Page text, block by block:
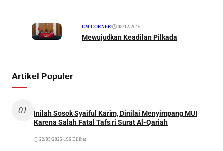
CM CORNER• 08/12/2016
Mewujudkan Keadilan Pilkada
Artikel Populer
01
Inilah Sosok Syaiful Karim, Dinilai Menyimpang MUI
Karena Salah Fatal Tafsiri Surat Al-Qariah
22/05/2025 •196 Dilihat